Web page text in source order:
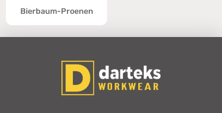
Bierbaum-Proenen